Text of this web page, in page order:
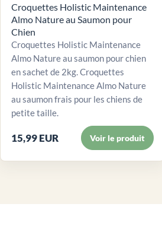
Croquettes Holistic Maintenance
Almo Nature au Saumon pour
Chien
Croquettes Holistic Maintenance
Almo Nature au saumon pour chien
en sachet de 2kg. Croquettes
Holistic Maintenance Almo Nature
au saumon frais pour les chiens de
petite taille.
15,99 EUR Voir le produit